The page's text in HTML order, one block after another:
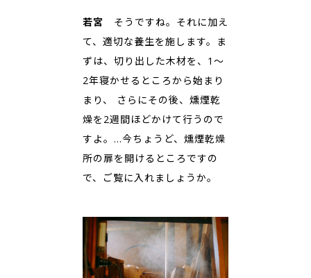
若宮
そうですね。それに加え
て、適切な養生を施します。ま
ずは、切り出した木材を、1～
2年寝かせるところから始まり
まり、 さらにその後、燻煙乾
燥を2週間ほどかけて行うので
すよ。…今ちょうど、燻煙乾燥
所の扉を開けるところですの
で、ご覧に入れましょうか。